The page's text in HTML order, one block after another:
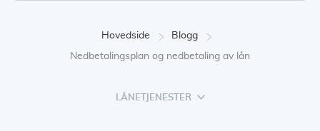
Hovedside Blogg
Nedbetalingsplan og nedbetaling av lån
LÅNETJENESTER